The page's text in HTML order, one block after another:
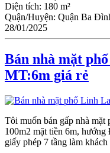
Diện tích: 180 m²
Quận/Huyện: Quận Ba
28/01/2025
Bán nhà mặt
MT:6m giá rẻ
Tôi muốn bán gấp nhà
100m2 mặt tiền 6m,
giấy phép 7 tầng làm